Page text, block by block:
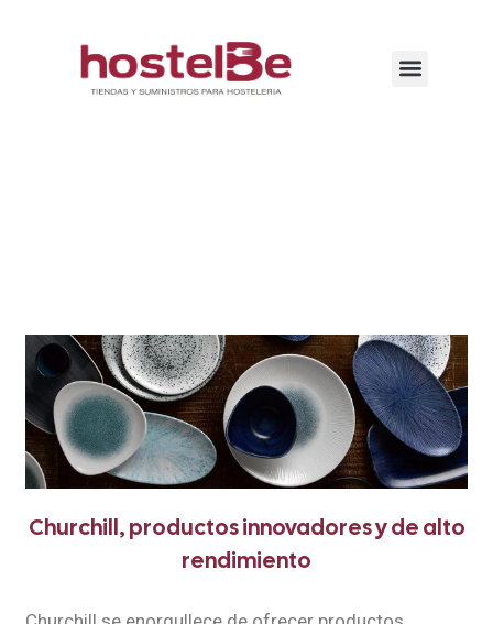
Churchill, productos innovadores y de alto
rendimiento